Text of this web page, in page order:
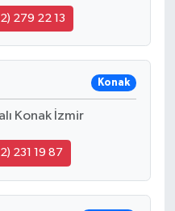
279 22 13
Konak
Konak İzmir
231 19 87